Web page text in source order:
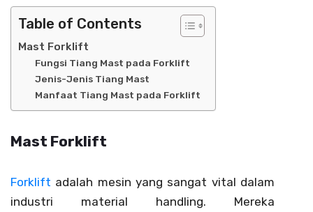
Table of Contents
Mast Forklift
Fungsi Tiang Mast pada Forklift
Jenis-Jenis Tiang Mast
Manfaat Tiang Mast pada Forklift
Mast Forklift
Forklift adalah mesin yang sangat vital dalam
industri material handling. Mereka